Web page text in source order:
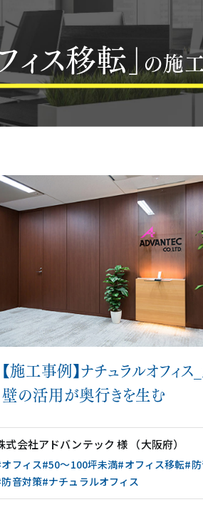
ス空間設計・デザイン
ン
ィス移転」の施
【施工事例】ナチュラルオフィス
壁の活用が奥行きを生む
式会社アドバンテック 様 （大阪府）
フィス#50〜100坪未満#オフィス移転#
音対策#ナチュラルオフィス